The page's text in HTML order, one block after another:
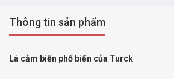
Thông tin sản phẩm
Là cảm biến phổ biến của Turck